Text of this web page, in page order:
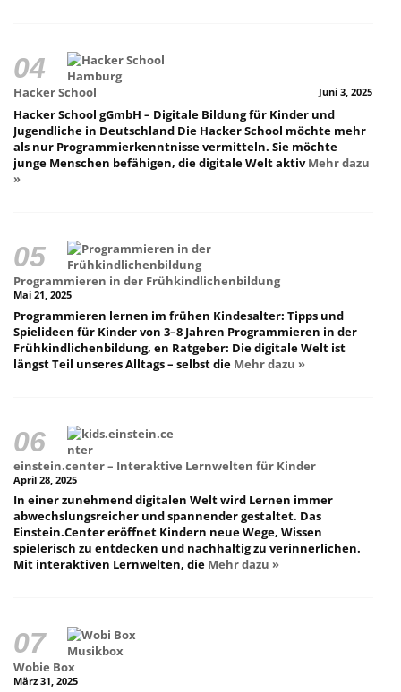
Hacker School Juni 3, 2025
Hacker School gGmbH – Digitale Bildung für Kinder und
Jugendliche in Deutschland Die Hacker School möchte mehr
als nur Programmierkenntnisse vermitteln. Sie möchte
junge Menschen befähigen, die digitale Welt aktivMehr dazu
»
Programmieren in der Frühkindlichenbildung
Mai 21, 2025
Programmieren lernen im frühen Kindesalter: Tipps und
Spielideen für Kinder von 3–8 Jahren Programmieren in der
Frühkindlichenbildung, en Ratgeber: Die digitale Welt ist
längst Teil unseres Alltags – selbst die Mehr dazu »
einstein.center – Interaktive Lernwelten für Kinder
April 28, 2025
In einer zunehmend digitalen Welt wird Lernen immer
abwechslungsreicher und spannender gestaltet. Das
Einstein.Center eröffnet Kindern neue Wege, Wissen
spielerisch zu entdecken und nachhaltig zu verinnerlichen.
Mit interaktiven Lernwelten, die Mehr dazu »
Wobie Box
März 31, 2025